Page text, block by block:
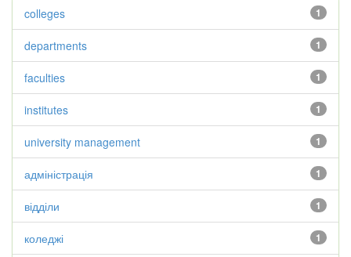
1
colleges
1
departments
1
faculties
1
institutes
1
university management
1
адміністрація
1
відділи
1
коледжі